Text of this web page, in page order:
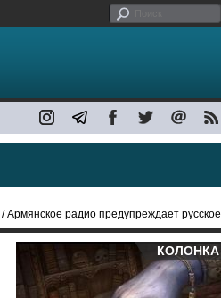
/ Армянское радио предупреждает русское
КОЛОНКА